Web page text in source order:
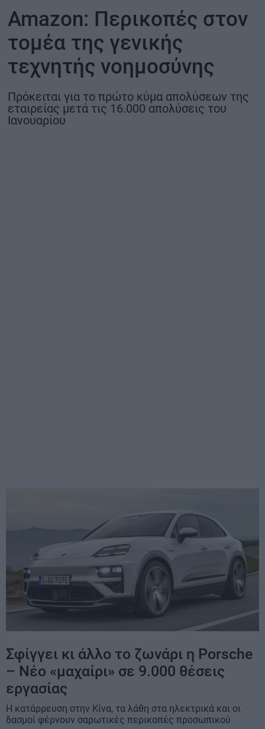
ΟΙΚΟΝΟΜΙΑ - ΕΠΙΧΕΙΡΗΣΕΙΣ
MY PROPERTY
ΚΑΡΑΜΠΟΛΕΣ
Amazon: Περικοπές στον
τομέα της γενικής
τεχνητής νοημοσύνης
Πρόκειται για το πρώτο κύμα απολύσεων της
εταιρείας μετά τις 16.000 απολύσεις του
Ιανουαρίου
Σφίγγει κι άλλο το ζωνάρι η Porsche
– Νέο «μαχαίρι» σε 9.000 θέσεις
εργασίας
Η κατάρρευση στην Κίνα, τα λάθη στα ηλεκτρικά και οι
δασμοί φέρνουν σαρωτικές περικοπές προσωπικού